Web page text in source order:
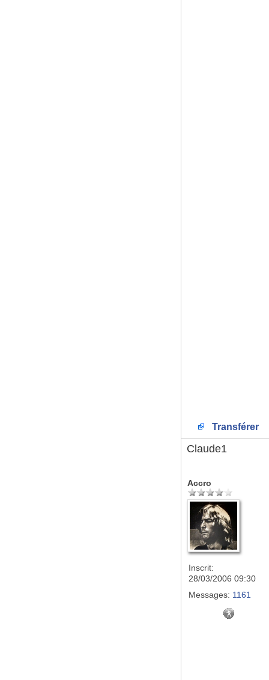
Transférer
Claude1
Accro
Inscrit:
28/03/2006 09:30
Messages: 1161